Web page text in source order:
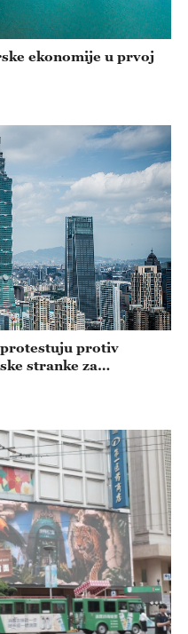
ekonomije u prvoj
protestuju protiv
stranke za